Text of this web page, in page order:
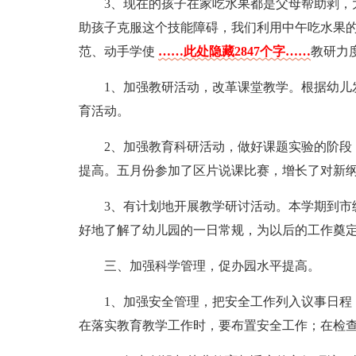
3、现在的孩子在家吃水果都是父母帮助剥
助孩子克服这个技能障碍，我们利用中午吃水果
范、动手学使 ……此处隐藏2847个字……教研力
1、加强教研活动，改革课堂教学。根据幼
育活动。
2、加强教育科研活动，做好课题实验的阶
提高。五月份参加了区片说课比赛，增长了对新
3、有计划地开展教学研讨活动。本学期到
好地了解了幼儿园的一日常规，为以后的工作奠
三、加强科学管理，促办园水平提高。
1、加强安全管理，把安全工作列入议事日
在落实教育教学工作时，要布置安全工作；在检